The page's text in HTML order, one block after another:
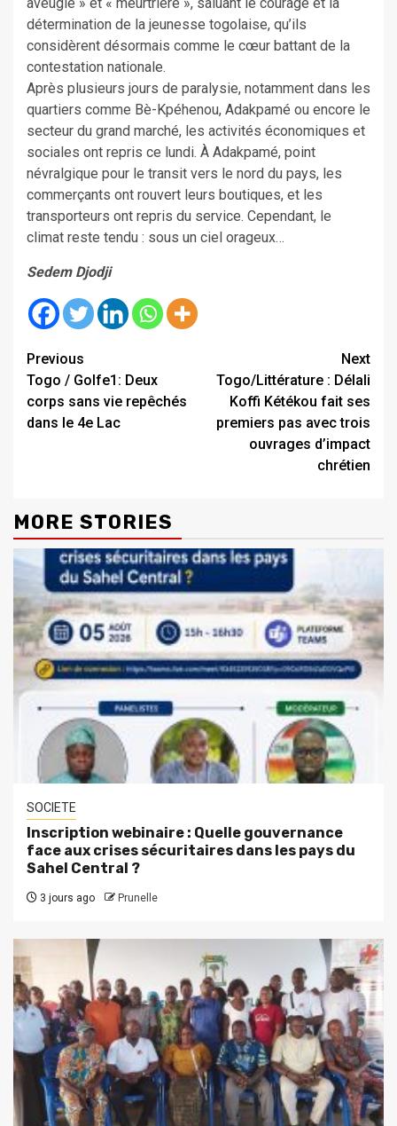
détermination de la jeunesse togolaise, qu’ils
considèrent désormais comme le cœur battant de la
contestation nationale.
Après plusieurs jours de paralysie, notamment dans les
quartiers comme Bè-Kpéhenou, Adakpamé ou encore le
secteur du grand marché, les activités économiques et
sociales ont repris ce lundi. À Adakpamé, point
névralgique pour le transit vers le nord du pays, les
commerçants ont rouvert leurs boutiques, et les
transporteurs ont repris du service. Cependant, le
climat reste tendu : sous un ciel orageux…
Sedem Djodji
Continue
Reading
Previous
Togo / Golfe1: Deux
corps sans vie repêchés
dans le 4e Lac
Next
Togo/Littérature : Délali
Koffi Kétékou fait ses
premiers pas avec trois
ouvrages d’impact
chrétien
MORE STORIES
SOCIETE
Inscription webinaire : Quelle gouvernance
face aux crises sécuritaires dans les pays du
Sahel Central ?
3 jours ago Prunelle